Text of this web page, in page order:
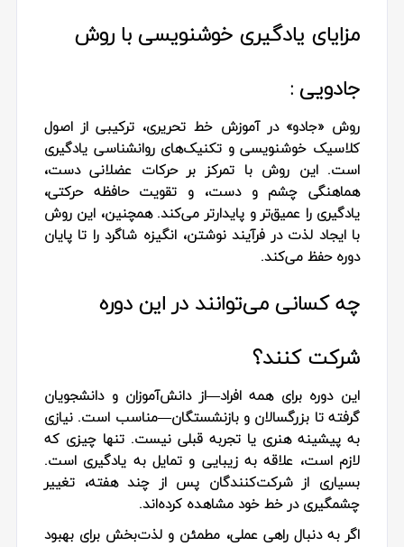
مزایای یادگیری خوشنویسی با روش
جادویی :
روش «جادو» در آموزش خط تحریری، ترکیبی از اصول
کلاسیک خوشنویسی و تکنیک‌های روانشناسی یادگیری
است. این روش با تمرکز بر حرکات عضلانی دست،
هماهنگی چشم و دست، و تقویت حافظه حرکتی،
یادگیری را عمیق‌تر و پایدارتر می‌کند. همچنین، این روش
با ایجاد لذت در فرآیند نوشتن، انگیزه شاگرد را تا پایان
دوره حفظ می‌کند.
چه کسانی می‌توانند در این دوره
شرکت کنند؟
این دوره برای همه افراد—از دانش‌آموزان و دانشجویان
گرفته تا بزرگسالان و بازنشستگان—مناسب است. نیازی
به پیشینه هنری یا تجربه قبلی نیست. تنها چیزی که
لازم است، علاقه به زیبایی و تمایل به یادگیری است.
بسیاری از شرکت‌کنندگان پس از چند هفته، تغییر
چشمگیری در خط خود مشاهده کرده‌اند.
اگر به دنبال راهی عملی، مطمئن و لذت‌بخش برای بهبود